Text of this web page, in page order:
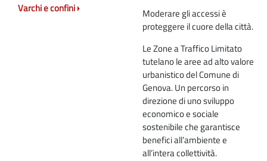
Moderare gli accessi è
proteggere il cuore della città.
Le Zone a Traffico Limitato
tutelano le aree ad alto valore
urbanistico del Comune di
Genova. Un percorso in
direzione di uno sviluppo
economico e sociale
sostenibile che garantisce
benefici all’ambiente e
all’intera collettività.
Varchi e confini